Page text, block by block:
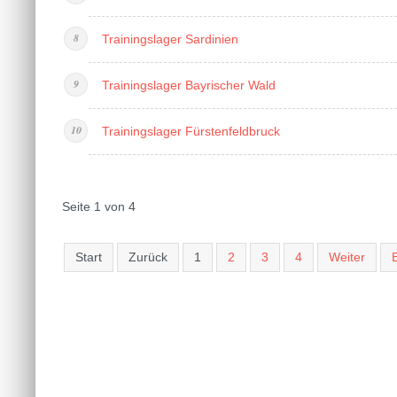
Trainingslager Sardinien
Trainingslager Bayrischer Wald
Trainingslager Fürstenfeldbruck
Seite 1 von 4
Start Zurück 1 2 3 4 Weiter